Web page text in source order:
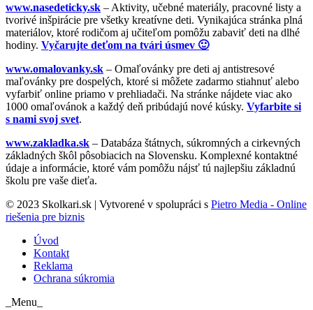
www.nasedeticky.sk – Aktivity, učebné materiály, pracovné listy a
tvorivé inšpirácie pre všetky kreatívne deti. Vynikajúca stránka plná
materiálov, ktoré rodičom aj učiteľom pomôžu zabaviť deti na dlhé
hodiny. Vyčarujte deťom na tvári úsmev 🙂
www.omalovanky.sk – Omaľovánky pre deti aj antistresové
maľovánky pre dospelých, ktoré si môžete zadarmo stiahnuť alebo
vyfarbiť online priamo v prehliadači. Na stránke nájdete viac ako
1000 omaľovánok a každý deň pribúdajú nové kúsky. Vyfarbite si
s nami svoj svet.
www.zakladka.sk – Databáza štátnych, súkromných a cirkevných
základných škôl pôsobiacich na Slovensku. Komplexné kontaktné
údaje a informácie, ktoré vám pomôžu nájsť tú najlepšiu základnú
školu pre vaše dieťa.
© 2023 Skolkari.sk | Vytvorené v spolupráci s Pietro Media - Online
riešenia pre biznis
Úvod
Kontakt
Reklama
Ochrana súkromia
_Menu_